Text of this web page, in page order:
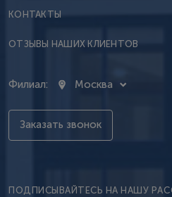
КОНТАКТЫ
ОТЗЫВЫ НАШИХ КЛИЕНТОВ
Филиал: Москва
Заказать звонок
ПОДПИСЫВАЙТЕСЬ НА НАШУ